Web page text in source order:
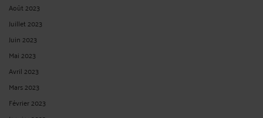
Août 2023
Juillet 2023
Juin 2023
Mai 2023
Avril 2023
Mars 2023
Février 2023